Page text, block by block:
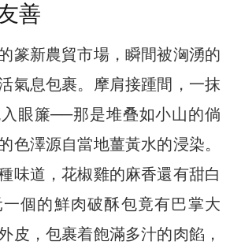
善
篆新農貿市場，瞬間被洶湧的
氣息包裹。摩肩接踵間，一抹
眼簾──那是堆叠如小山的倘
色澤源自當地薑黃水的浸染。
味道，花椒雞的麻香還有甜白
個的鮮肉破酥包竟有巴掌大
皮，包裹着飽滿多汁的肉餡，